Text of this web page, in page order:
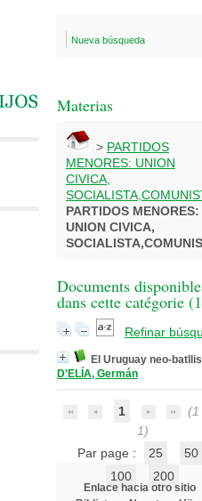
Nueva búsqueda
Materias
> PARTIDOS
MENORES: UNION
CIVICA,
PARTIDOS MENORES:
UNION CIVICA,
Documents
dans cette catégorie (1
Refinar
El Uruguay neo-
D'ELÍA, Germán
1
(1
1)
Par page :
25
50
100
200
Enlace hacia otro sitio